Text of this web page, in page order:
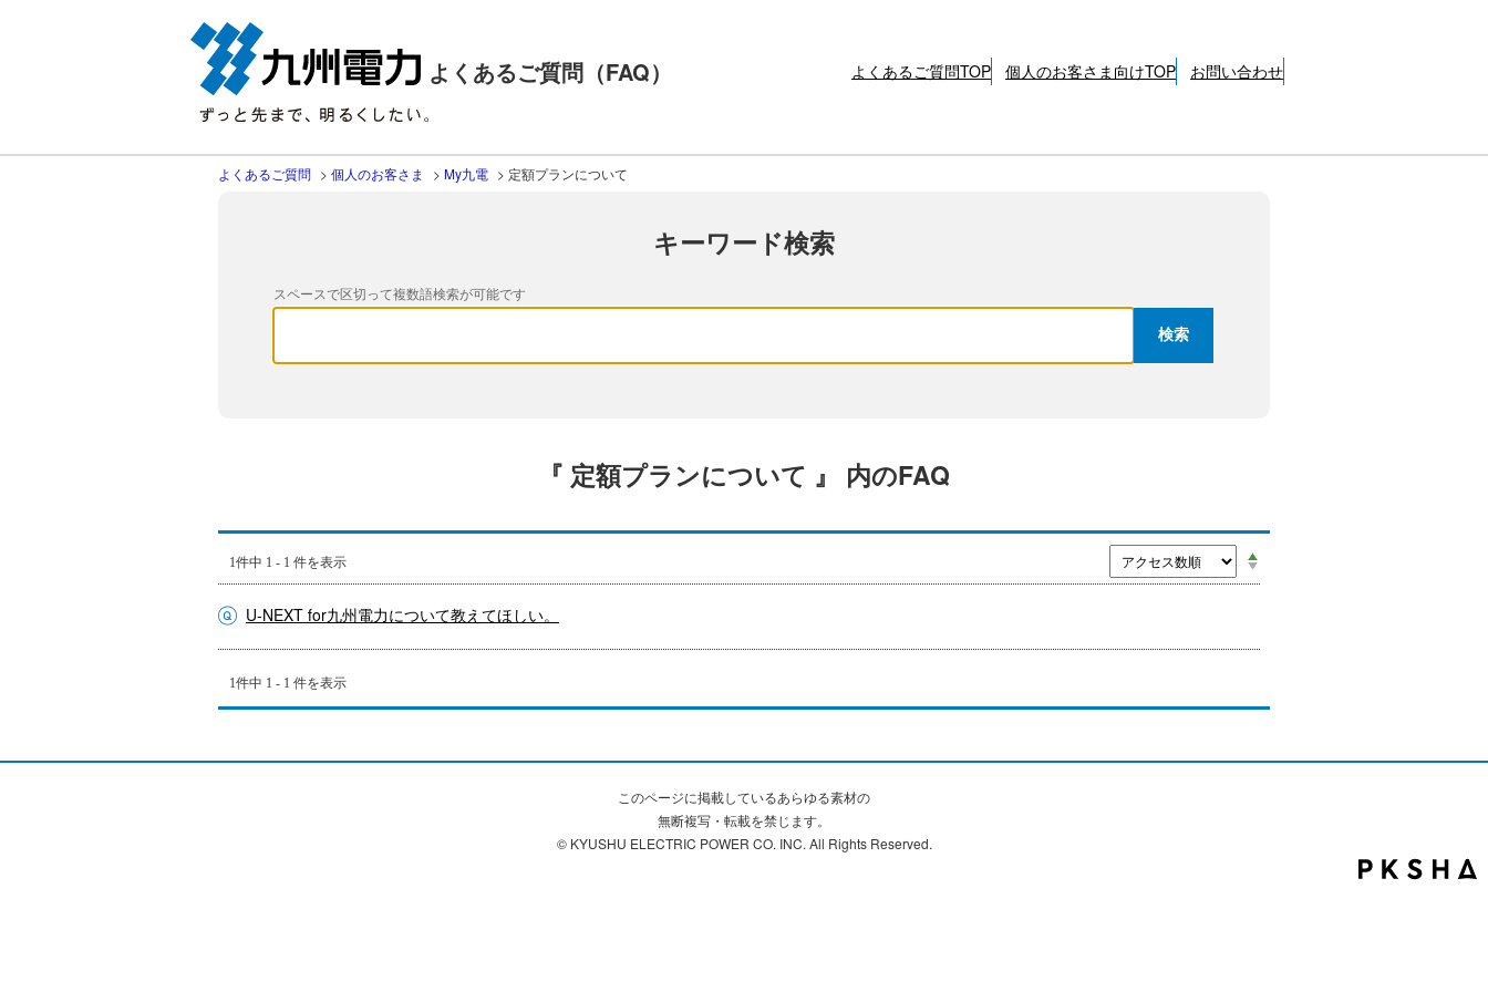
よくあるご質問（FAQ） よくあるご質問TOP 個人のお客さま向けTOP お問い合わせ
よくあるご質問 > 個人のお客さま > My九電 > 定額プランについて
キーワード検索
スペースで区切って複数語検索が可能です
『 定額プランについて 』 内のFAQ
1件中 1 - 1 件を表示
U-NEXT for九州電力について教えてほしい。
1件中 1 - 1 件を表示
このページに掲載しているあらゆる素材の
無断複写・転載を禁じます。
© KYUSHU ELECTRIC POWER CO. INC. All Rights Reserved.